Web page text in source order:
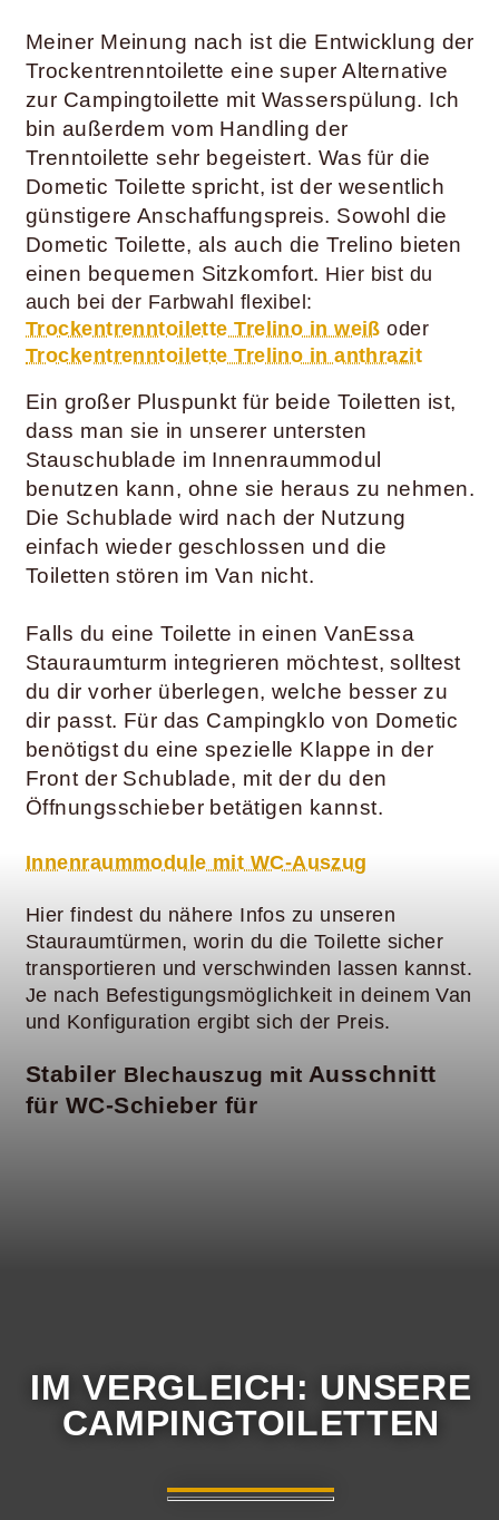
IM VERGLEICH: UNSERE
CAMPINGTOILETTEN
Meiner Meinung nach ist die Entwicklung der
Trockentrenntoilette eine super Alternative
zur Campingtoilette mit Wasserspülung. Ich
bin außerdem vom Handling der
Trenntoilette sehr begeistert. Was für die
Dometic Toilette spricht, ist der wesentlich
günstigere Anschaffungspreis. Sowohl die
Dometic Toilette, als auch die Trelino bieten
einen bequemen Sitzkomfort. Hier bist du
auch bei der Farbwahl flexibel:
Trockentrenntoilette Trelino in weiß oder
Trockentrenntoilette Trelino in anthrazit
Ein großer Pluspunkt für beide Toiletten ist,
dass man sie in unserer untersten
Stauschublade im Innenraummodul
benutzen kann, ohne sie heraus zu nehmen.
Die Schublade wird nach der Nutzung
einfach wieder geschlossen und die
Toiletten stören im Van nicht.
Falls du eine Toilette in einen VanEssa
Stauraumturm integrieren möchtest, solltest
du dir vorher überlegen, welche besser zu
dir passt. Für das Campingklo von Dometic
benötigst du eine spezielle Klappe in der
Front der Schublade, mit der du den
Öffnungsschieber betätigen kannst.
Innenraummodule mit WC-Auszug
Hier findest du nähere Infos zu unseren
Stauraumtürmen, worin du die Toilette sicher
transportieren und verschwinden lassen kannst.
Je nach Befestigungsmöglichkeit in deinem Van
und Konfiguration ergibt sich der Preis.
Stabiler Blechauszug mit Ausschnitt
für WC-Schieber für